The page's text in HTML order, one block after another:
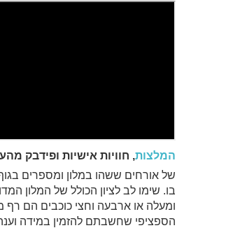
המלצות, חוויות אישיות ופידבק
של אורחים ששהו במלון ומספרים
בו. שימו לב לציון הכולל של המלון
ומעלה או ארבעה וחצי כוכבים הם רף
הספציפי שחשבתם להזמין במידה